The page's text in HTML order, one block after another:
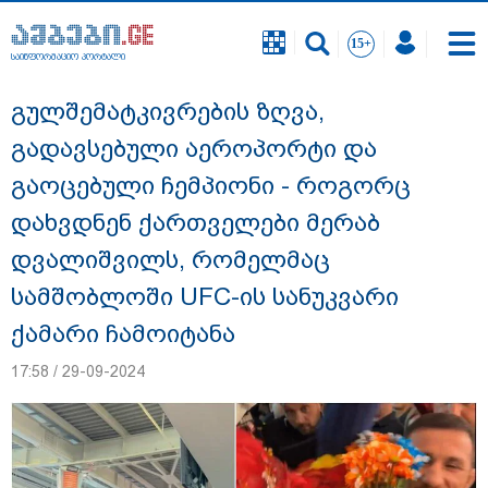
საინფორმაციო პორტალი
არასრულწლოვანს, ნია იმნაძესა და
ანასტასია ბერუაშვილს აღკვეთის
ღონისძიების სახით პატიმრობა
საინფორმაციო პორტალი
გულშემატკივრების ზღვა,
გადავსებული აეროპორტი და
გაოცებული ჩემპიონი - როგორც
დახვდნენ ქართველები მერაბ
დვალიშვილს, რომელმაც
სამშობლოში UFC-ის სანუკვარი
ქამარი ჩამოიტანა
17:58 / 29-09-2024